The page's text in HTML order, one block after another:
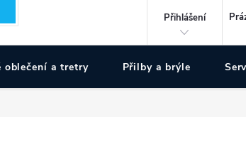
Přihlášení
oblečení a tretry Přilby a brýle